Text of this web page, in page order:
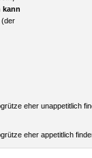
kann
(der
eher unappetitlich
eher appetitlich